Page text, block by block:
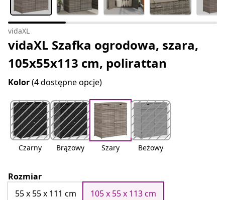
vidaXL
vidaXL Szafka ogrodowa, szara,
105x55x113 cm, polirattan
Kolor(4 dostępne opcje)
Czarny Brązowy Szary Beżowy
Rozmiar
55 x 55 x 111 cm
105 x 55 x 113 cm